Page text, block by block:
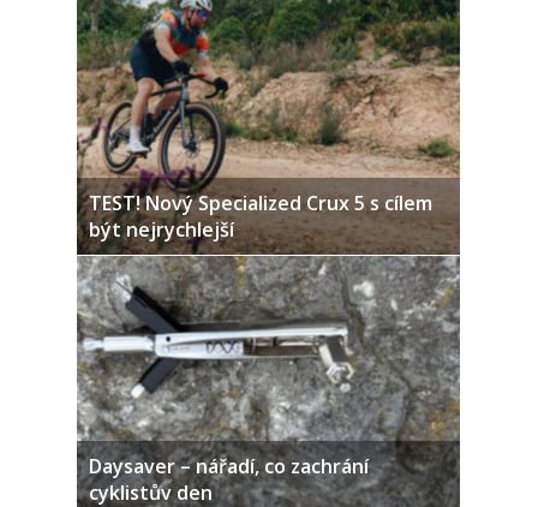
TEST! Nový Specialized Crux 5 s cílem
být nejrychlejší
Daysaver – nářadí, co zachrání
cyklistův den